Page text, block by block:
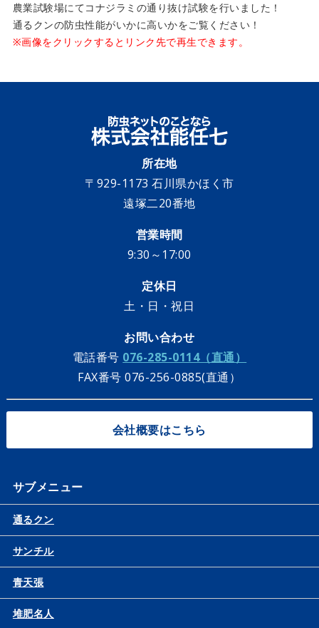
農業試験場にてコナジラミの通り抜け試験を行いました！
通るクンの防虫性能がいかに高いかをご覧ください！
※画像をクリックするとリンク先で再生できます。
所在地
〒929-1173 石川県かほく市
遠塚二20番地
営業時間
9:30～17:00
定休日
土・日・祝日
お問い合わせ
電話番号 076-285-0114（直通）
FAX番号 076-256-0885(直通）
会社概要はこちら
サブメニュー
通るクン
サンチル
青天張
堆肥名人